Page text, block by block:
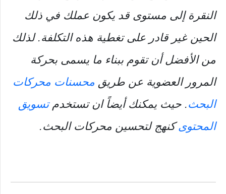
النقرة إلى مستوى قد يكون عملك في ذلك
الحين غير قادر على تغطية هذه التكلفة. لذلك
من الأفضل أن تقوم ببناء ما يسمى بحركة
المرور العضوية عن طريق محسنات محركات
البحث. حيث يمكنك أيضاً ان تستخدمتسويق
المحتوىكنهج لتحسين محركات البحث.